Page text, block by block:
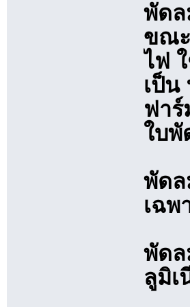
พัดล
ขณะ
ไฟ
เป็น
ฟาร์
ใบพั
พัดล
เฉพ
พัดล
ลูมิเ